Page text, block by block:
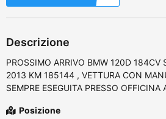
Descrizione
PROSSIMO ARRIVO BMW 120D 184CV
2013 KM 185144 , VETTURA CON
SEMPRE ESEGUITA PRESSO OFFICINA
Posizione